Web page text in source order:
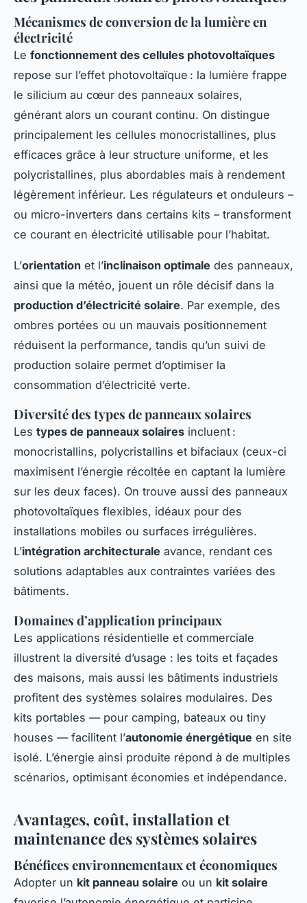
Mécanismes de conversion de la lumière en
électricité
Le fonctionnement des cellules photovoltaïques
repose sur l’effet photovoltaïque : la lumière frappe
le silicium au cœur des panneaux solaires,
générant alors un courant continu. On distingue
principalement les cellules monocristallines, plus
efficaces grâce à leur structure uniforme, et les
polycristallines, plus abordables mais à rendement
légèrement inférieur. Les régulateurs et onduleurs –
ou micro-inverters dans certains kits – transforment
ce courant en électricité utilisable pour l’habitat.
L’orientation et l’inclinaison optimale des panneaux,
ainsi que la météo, jouent un rôle décisif dans la
production d’électricité solaire. Par exemple, des
ombres portées ou un mauvais positionnement
réduisent la performance, tandis qu’un suivi de
production solaire permet d’optimiser la
consommation d’électricité verte.
Diversité des types de panneaux solaires
Les types de panneaux solaires incluent :
monocristallins, polycristallins et bifaciaux (ceux-ci
maximisent l’énergie récoltée en captant la lumière
sur les deux faces). On trouve aussi des panneaux
photovoltaïques flexibles, idéaux pour des
installations mobiles ou surfaces irrégulières.
L’intégration architecturale avance, rendant ces
solutions adaptables aux contraintes variées des
bâtiments.
Domaines d’application principaux
Les applications résidentielle et commerciale
illustrent la diversité d’usage : les toits et façades
des maisons, mais aussi les bâtiments industriels
profitent des systèmes solaires modulaires. Des
kits portables — pour camping, bateaux ou tiny
houses — facilitent l’autonomie énergétique en site
isolé. L’énergie ainsi produite répond à de multiples
scénarios, optimisant économies et indépendance.
Avantages, coût, installation et
maintenance des systèmes solaires
Bénéfices environnementaux et économiques
Adopter un kit panneau solaire ou un kit solaire